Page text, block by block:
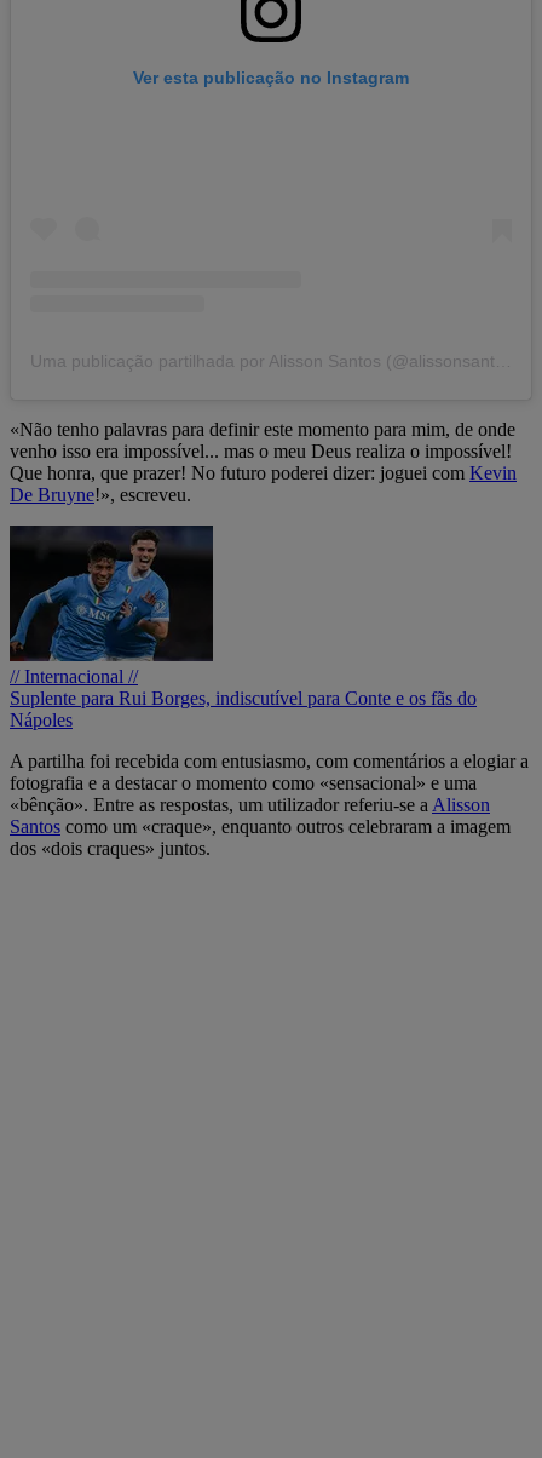
Ver esta publicação no Instagram
«Não tenho palavras para definir este momento para mim, de onde
venho isso era impossível... mas o meu Deus realiza o impossível!
Que honra, que prazer! No futuro poderei dizer: joguei com Kevin
De Bruyne!», escreveu.
// Internacional //
Suplente para Rui Borges, indiscutível para Conte e os fãs do
Nápoles
A partilha foi recebida com entusiasmo, com comentários a elogiar a
fotografia e a destacar o momento como «sensacional» e uma
«bênção». Entre as respostas, um utilizador referiu-se a Alisson
Santos como um «craque», enquanto outros celebraram a imagem
dos «dois craques» juntos.